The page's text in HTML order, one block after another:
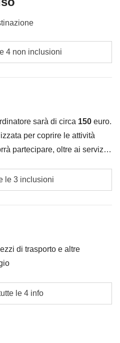
indicato
nella sezione "Cosa
4 non inclusioni
sarà di circa 150 euro.
per coprire le attività
partecipare, oltre ai servizi
ulteriormente, in ogni
non utilizzata.
e ai siti storici che
mance
i partecipanti avranno
quota parte del
pagate con la Cassa Comune
interviene nella gestione né
le 3 inclusioni
di trasporto e altre
o guesthouse locali in
le 4 info